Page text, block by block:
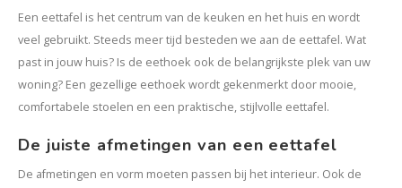
Salontafels
Tv-meubelen
Barkrukken
Eetkamerbanken
Een eettafel is het centrum van de keuken en het huis en wordt
veel gebruikt. Steeds meer tijd besteden we aan de eettafel. Wat
past in jouw huis? Is de eethoek ook de belangrijkste plek van uw
woning? Een gezellige eethoek wordt gekenmerkt door mooie,
comfortabele stoelen en een praktische, stijlvolle eettafel.
De juiste afmetingen van een eettafel
De afmetingen en vorm moeten passen bij het interieur. Ook de